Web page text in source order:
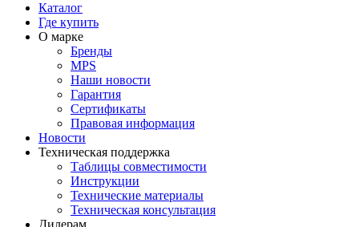
Каталог
Где купить
О марке
Бренды
MPS
Наши новости
Гарантия
Сертификаты
Правовая информация
Новости
Техническая поддержка
Таблицы совместимости
Инструкции
Технические материалы
Техническая консультация
Дилерам